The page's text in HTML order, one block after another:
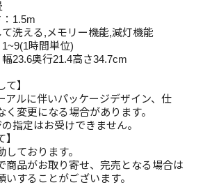
1.5m
洗える,メモリー機能,減灯機能
時間単位)
23.6奥行21.4高さ34.7cm
て】
アルに伴いパッケージデザイン、仕
く変更になる場合があります。
指定はお受けできません。
ております。
商品がお取り寄せ、完売となる場合は
いすることがございます。